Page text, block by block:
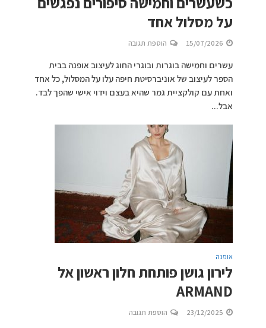
על מסלול אחד
15/07/2026 הוספת תגובה
עשרים וחמישה בוגרות ובוגרי החוג לעיצוב אופנה בבית
הספר לעיצוב של אוניברסיטת חיפה עלו על המסלול, כל אחד
ואחת עם קולקציית גמר שהיא בעצם וידוי אישי שהפך לבד.
אבל...
אופנה
לירון גושן פותחת חלון ראשון אל
ARMAND
23/12/2025 הוספת תגובה